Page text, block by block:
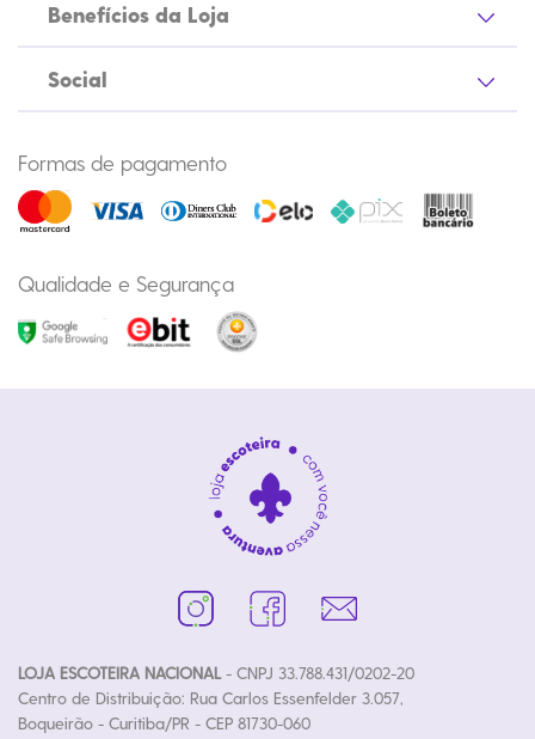
Benefícios da Loja
Social
Formas de pagamento
Qualidade e Segurança
LOJA ESCOTEIRA NACIONAL- CNPJ 33.788.431/0202-20
Centro de Distribuição: Rua Carlos Essenfelder 3.057,
Boqueirão - Curitiba/PR - CEP 81730-060